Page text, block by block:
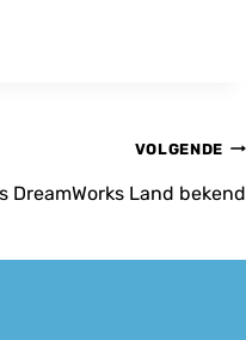
VOLGENDE
DreamWorks Land bekend